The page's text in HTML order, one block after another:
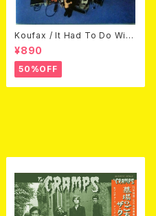
Koufax / It Had To Do With
Love (CD)
¥890
50%OFF